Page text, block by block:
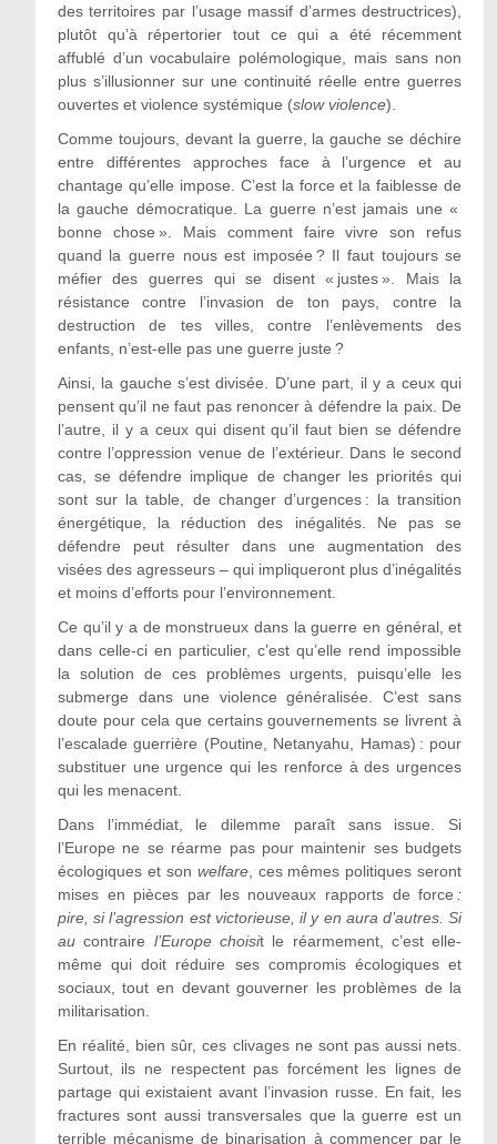
des territoires par l’usage massif d’armes destructrices),
plutôt qu’à répertorier tout ce qui a été récemment
affublé d’un vocabulaire polémologique, mais sans non
plus s’illusionner sur une continuité réelle entre guerres
ouvertes et violence systémique (slow violence).
Comme toujours, devant la guerre, la gauche se déchire
entre différentes approches face à l’urgence et au
chantage qu’elle impose. C’est la force et la faiblesse de
la gauche démocratique. La guerre n’est jamais une «
bonne chose ». Mais comment faire vivre son refus
quand la guerre nous est imposée ? Il faut toujours se
méfier des guerres qui se disent « justes ». Mais la
résistance contre l’invasion de ton pays, contre la
destruction de tes villes, contre l’enlèvements des
enfants, n’est-elle pas une guerre juste ?
Ainsi, la gauche s’est divisée. D’une part, il y a ceux qui
pensent qu’il ne faut pas renoncer à défendre la paix. De
l’autre, il y a ceux qui disent qu’il faut bien se défendre
contre l’oppression venue de l’extérieur. Dans le second
cas, se défendre implique de changer les priorités qui
sont sur la table, de changer d’urgences : la transition
énergétique, la réduction des inégalités. Ne pas se
défendre peut résulter dans une augmentation des
visées des agresseurs – qui impliqueront plus d’inégalités
et moins d’efforts pour l’environnement.
Ce qu’il y a de monstrueux dans la guerre en général, et
dans celle-ci en particulier, c’est qu’elle rend impossible
la solution de ces problèmes urgents, puisqu’elle les
submerge dans une violence généralisée. C’est sans
doute pour cela que certains gouvernements se livrent à
l’escalade guerrière (Poutine, Netanyahu, Hamas) : pour
substituer une urgence qui les renforce à des urgences
qui les menacent.
Dans l’immédiat, le dilemme paraît sans issue. Si
l’Europe ne se réarme pas pour maintenir ses budgets
écologiques et son welfare, ces mêmes politiques seront
mises en pièces par les nouveaux rapports de force :
pire, si l’agression est victorieuse, il y en aura d’autres. Si
aucontraire l’Europe choisit le réarmement, c’est elle-
même qui doit réduire ses compromis écologiques et
sociaux, tout en devant gouverner les problèmes de la
militarisation.
En réalité, bien sûr, ces clivages ne sont pas aussi nets.
Surtout, ils ne respectent pas forcément les lignes de
partage qui existaient avant l’invasion russe. En fait, les
fractures sont aussi transversales que la guerre est un
terrible mécanisme de binarisation à commencer par le